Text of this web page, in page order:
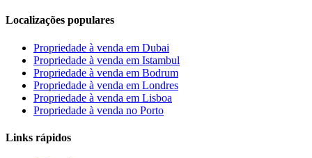
Localizações populares
Propriedade à venda em Dubai
Propriedade à venda em Istambul
Propriedade à venda em Bodrum
Propriedade à venda em Londres
Propriedade à venda em Lisboa
Propriedade à venda no Porto
Links rápidos